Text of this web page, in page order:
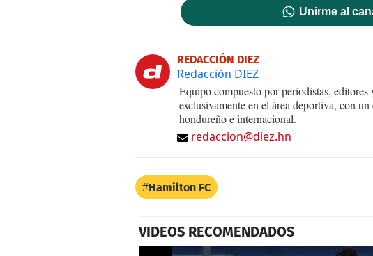
Unirme al
REDACCIÓN DIEZ
Redacción DIEZ
Equipo compuesto por periodistas, editores
exclusivamente en el área deportiva, con
hondureño e internacional.
redaccion@diez.hn
Hamilton FC
VIDEOS RECOMENDADOS